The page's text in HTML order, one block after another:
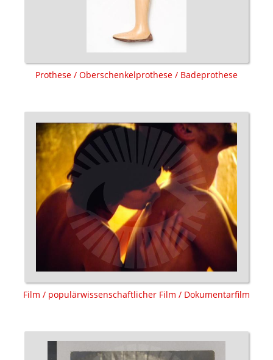
Prothese / Oberschenkelprothese / Badeprothese
Film / populärwissenschaftlicher Film / Dokumentarfilm